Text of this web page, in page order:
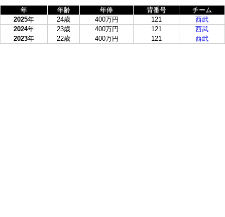
年 年齢 年俸 背番号
チーム
2025年 24歳 400万円 121
西武
2024年 23歳 400万円 121
西武
2023年 22歳 400万円 121 西武